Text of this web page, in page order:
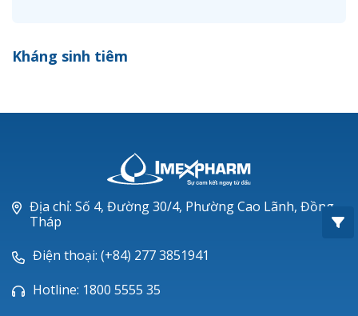
Ceftizoxim®
Piperacillin
Ticarlinat®
Zobacta®
Bacsulfo®
Kháng sinh tiêm
Địa chỉ: Số 4, Đường 30/4, Phường Cao Lãnh, Đồng
Tháp
Điện thoại: (+84) 277 3851941
Hotline: 1800 5555 35